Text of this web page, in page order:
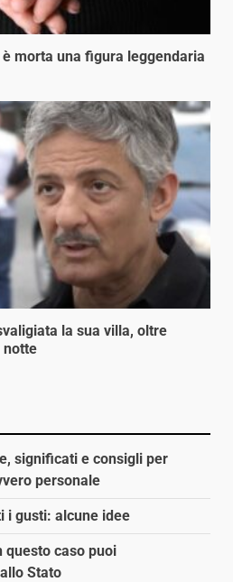
morta una figura leggendaria
la sua villa, oltre
notte
significati e consigli per
personale
i gusti: alcune idee
questo caso puoi
Stato